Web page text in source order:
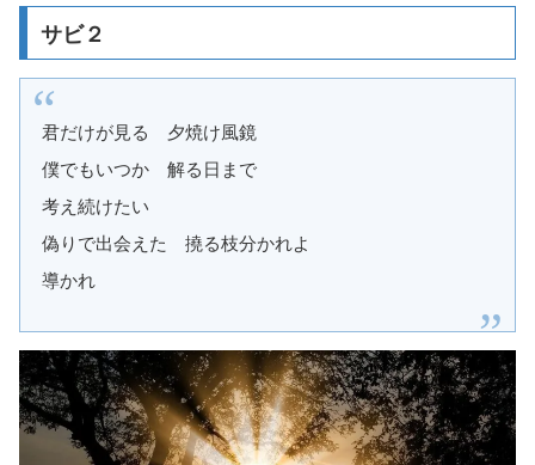
サビ２
君だけが見る 夕焼け風鏡
僕でもいつか 解る日まで
考え続けたい
偽りで出会えた 撓る枝分かれよ
導かれ